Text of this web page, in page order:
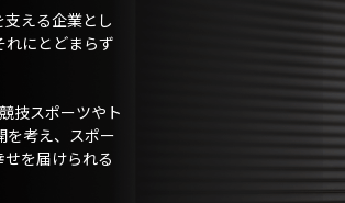
える企業とし
れにとどまらず
技スポーツやト
を考え、スポー
を届けられる